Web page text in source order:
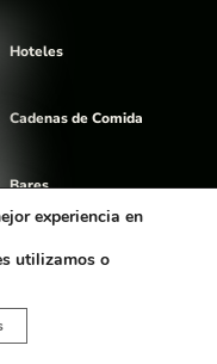
Hoteles
Cadenas de Comida
Bares
Discotecas
The Digital Balloon
experiencia en
utilizamos o